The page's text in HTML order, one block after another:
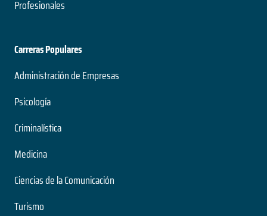
Profesionales
Carreras Populares
Administración de Empresas
Psicología
Criminalística
Medicina
Ciencias de la Comunicación
Turismo